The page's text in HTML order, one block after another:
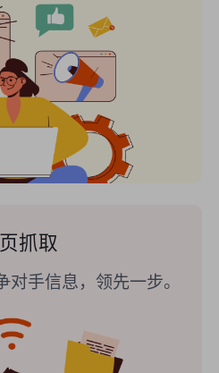
抓取
手信息，领先一步。